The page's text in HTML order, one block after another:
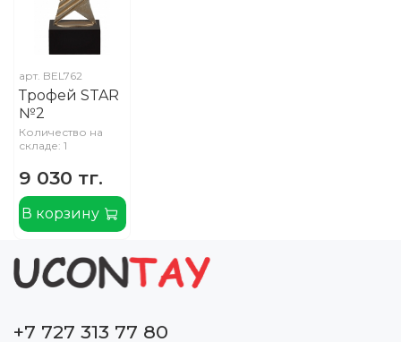
арт. BEL762
Трофей STAR
№2
Количество на
складе: 1
9 030 тг.
В корзину
+7 727 313 77 80